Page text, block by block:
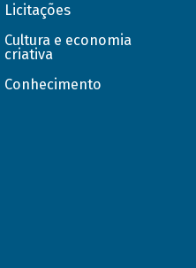
Licitações
Cultura e economia
criativa
Conhecimento